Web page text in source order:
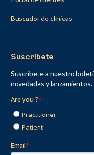
Buscador de clínicas
Suscríbete
Suscríbete a nuestro
novedades y lanzamientos.